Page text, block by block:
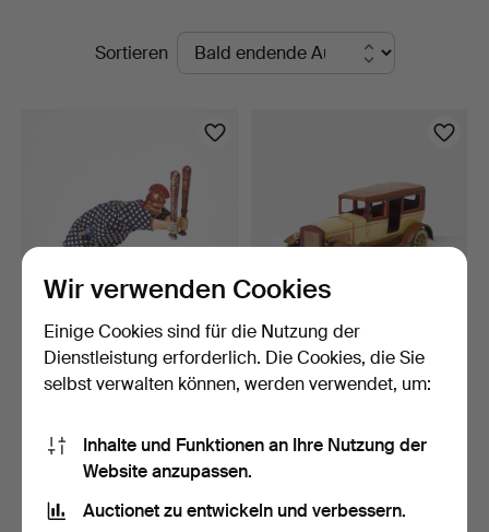
LaufendeSortieren
LEHMANN. AJAX Nr.
659, Akrobat, lithograph…
2 Tage
410 USD
Ausgewähltes
DISTLER. Limousine, "J.D.
5681", lithograp…
5 Tage
527 USD
Wir verwenden Cookies
Einige Cookies sind für die Nutzung der
Dienstleistung erforderlich. Die Cookies, die Sie
selbst verwalten können, werden verwendet, um:
Inhalte und Funktionen an Ihre Nutzung der
Website anzupassen.
Auctionet zu entwickeln und verbessern.